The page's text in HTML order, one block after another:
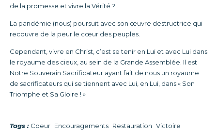
de la promesse et vivre la Vérité ?
La pandémie (nous) poursuit avec son œuvre destructrice qui
recouvre de la peur le cœur des peuples.
Cependant, vivre en Christ, c’est se tenir en Lui et avec Lui dans
le royaume des cieux, au sein de la Grande Assemblée. Il est
Notre Souverain Sacrificateur ayant fait de nous un royaume
de sacrificateurs qui se tiennent avec Lui, en Lui, dans « Son
Triomphe et Sa Gloire ! »
Tags : Coeur Encouragements Restauration Victoire